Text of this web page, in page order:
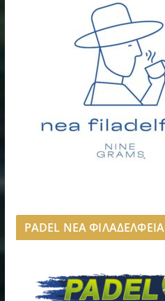
PADEL ΝΕΑ ΦΙΛΑΔΕΛΦΕΙΑ